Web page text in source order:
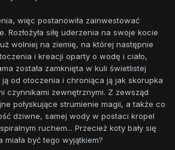
więc postanowiła zainwestować
Rozłożyła siłę uderzenia na swoje kocie
wolniej na ziemię, na której następnie
i kreacji oparty o wodę i ciało,
została zamknięta w kuli świetlistej
od otoczenia i chroniąca ją jak skorupka
czynnikami zewnętrznymi. Z zewsząd
połyskujące strumienie magii, a także co
dziwne, samej wody w postaci kropel
ruchem... Przecież koty bały się
miała być tego wyjątkiem?